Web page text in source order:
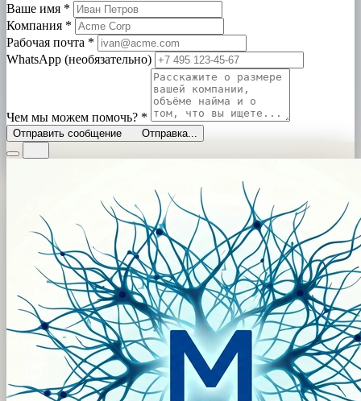
Ваше имя *
Компания *
Рабочая почта *
WhatsApp (необязательно)
Чем мы можем помочь? *
Отправить сообщение Отправка...